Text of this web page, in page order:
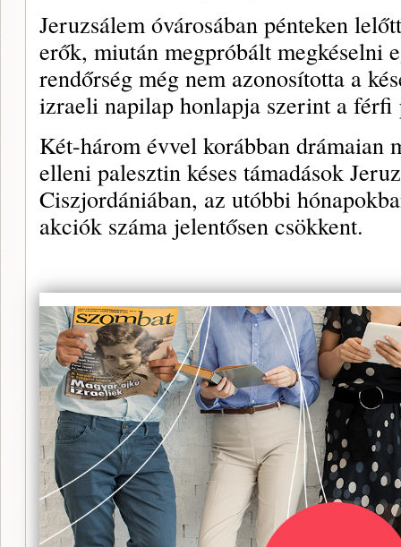
Jeruzsálem óvárosában pénteken
erők, miután megpróbált megkéselni
rendőrség még nem azonosította a
izraeli napilap honlapja szerint a férfi
Két-három évvel korábban drámaian
elleni palesztin késes támadások
Ciszjordániában, az utóbbi
akciók száma jelentősen csökkent.